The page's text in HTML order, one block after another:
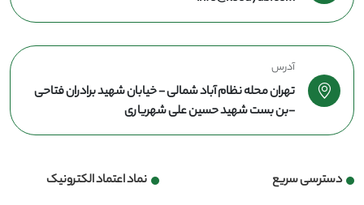
آدرس
تهران محله نظام آباد شمالی - خیابان شهید برادران فتاحی
-بن بست شهید حسین علی شهریاری
دسترسی سریع نماد اعتماد الکترونیک